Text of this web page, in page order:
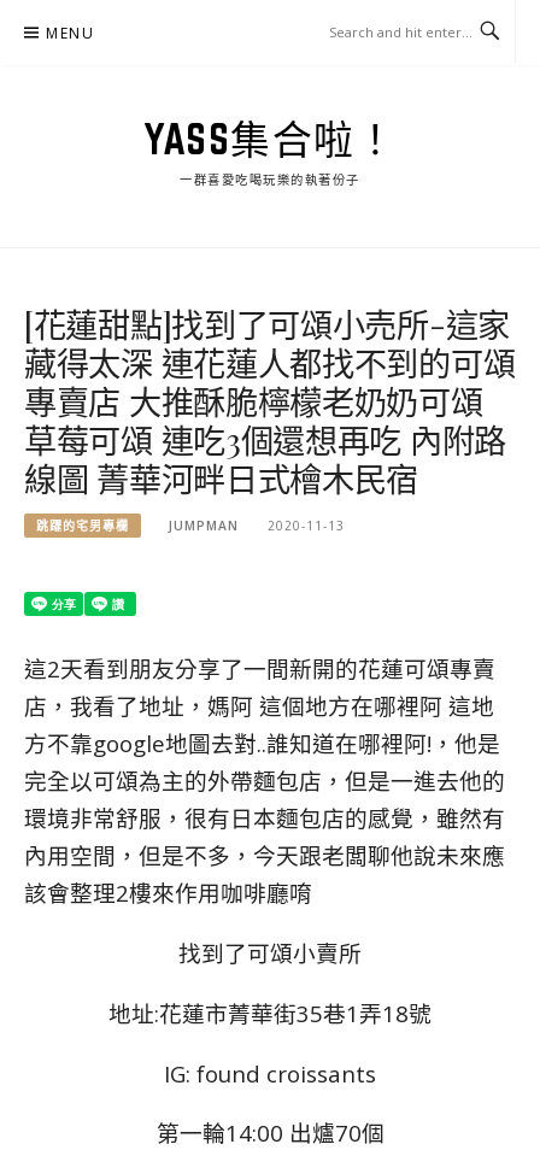
MENU
YASS集合啦！
一群喜愛吃喝玩樂的執著份子
[花蓮甜點]找到了可頌小売所-這家
藏得太深 連花蓮人都找不到的可頌
專賣店 大推酥脆檸檬老奶奶可頌
草莓可頌 連吃3個還想再吃 內附路
線圖 菁華河畔日式檜木民宿
跳躍的宅男專欄 JUMPMAN 2020-11-13
這2天看到朋友分享了一間新開的花蓮可頌專賣
店，我看了地址，媽阿 這個地方在哪裡阿 這地
方不靠google地圖去對..誰知道在哪裡阿!，他是
完全以可頌為主的外帶麵包店，但是一進去他的
環境非常舒服，很有日本麵包店的感覺，雖然有
內用空間，但是不多，今天跟老闆聊他說未來應
該會整理2樓來作用咖啡廳唷
找到了可頌小賣所
地址:花蓮市菁華街35巷1弄18號
IG: found croissants
第一輪14:00 出爐70個